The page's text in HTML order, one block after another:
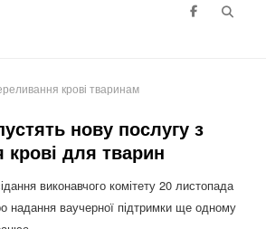
крові тваринам
нову послугу з
крові для тварин
виконавчого комітету 20 листопада
надання ваучерної підтримки ще одному